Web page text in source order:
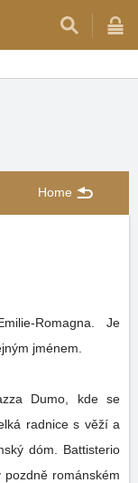
Home
Romagna. Je
jménem.
Dumo, kde se
radnice s věží a
dóm. Battisterio
románském